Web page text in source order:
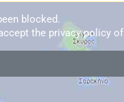
blocked.
the privacy policy of